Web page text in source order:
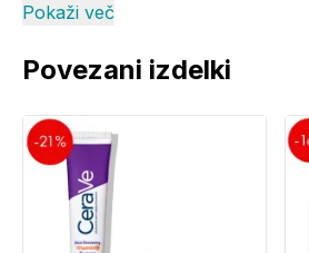
Dnevno nežno
Tekstura:
Izdelek je v obliki vodne raztopine.
Uporaba Avene
losjona:
Avène Pomirjujoči tonizirajoči
pomočjo bombažne blazinice
Pokaži več
Povezani izdelki